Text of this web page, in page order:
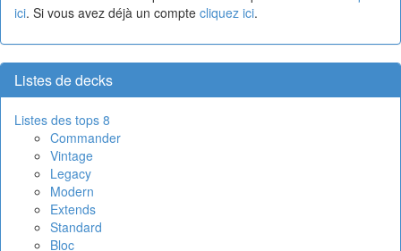
ici. Si vous avez déjà un compte cliquez ici.
Listes de decks
Listes des tops 8
Commander
Vintage
Legacy
Modern
Extends
Standard
Bloc